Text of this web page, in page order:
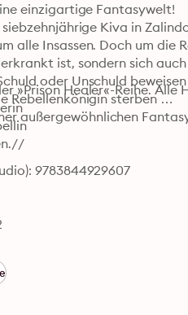
einzigartige Fantasywelt!
Kiva in
alle Insassen. Doch um die
ist, sondern sich
oder Unschuld
Rebellenkönigin sterben …
außergewöhnlichen
»Prison Healer«-Reihe.
9783844929607